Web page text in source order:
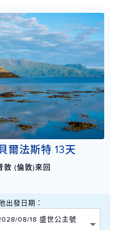
爾法斯特 13天
敦 (倫敦)來回
出發日期：
08/18 盛世公主號